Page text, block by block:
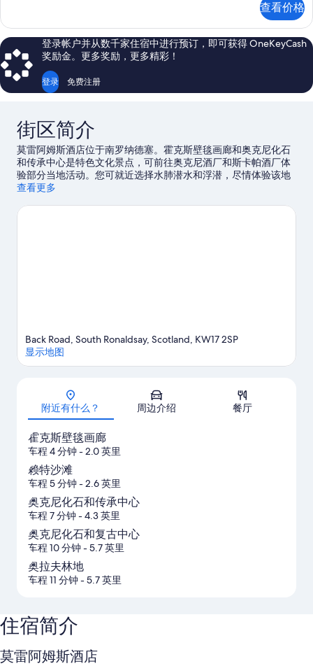
片
立
浴
室
的
所
房,
独
立
浴
室
更
查看价格
登录帐户并从数千家住宿中进行预订，即可获得 OneKeyCash
奖励金。更多奖励，更多精彩！
登录 免费注册
街区简介
莫雷阿姆斯酒店位于南罗纳德塞。霍克斯壁毯画廊和奥克尼化石
和传承中心是特色文化景点，可前往奥克尼酒厂和斯卡帕酒厂体
验部分当地活动。您可就近选择水肺潜水和浮潜，尽情体验该地
区的水上游乐活动，或者还可选择徒步/骑行和骑马，体验优美的
查看更多
地图
Back Road, South Ronaldsay, Scotland, KW17 2SP
显示地图
附近有什么？ 周边介绍 餐厅
霍克斯壁毯画廊
车程 4 分钟- 2.0 英里
赖特沙滩
车程 5 分钟- 2.6 英里
奥克尼化石和传承中心
车程 7 分钟- 4.3 英里
奥克尼化石和复古中心
车程 10 分钟- 5.7 英里
奥拉夫林地
车程 11 分钟- 5.7 英里
住宿简介
莫雷阿姆斯酒店